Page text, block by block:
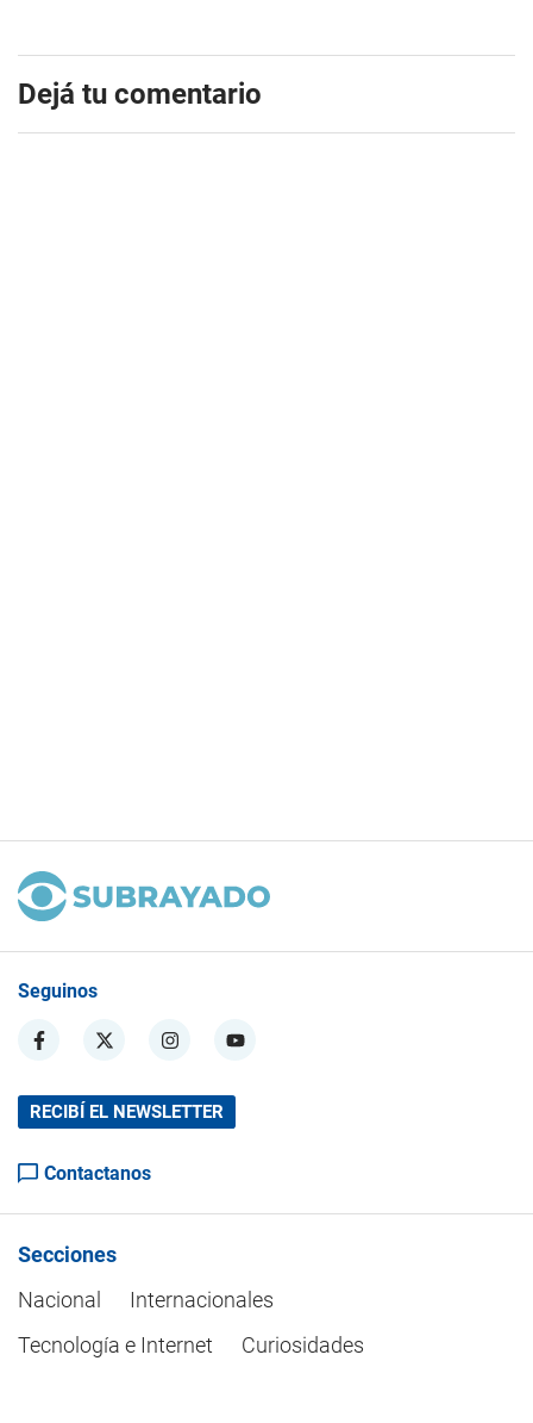
Dejá tu comentario
Seguinos
RECIBÍ EL NEWSLETTER
Contactanos
Secciones
Nacional
Internacionales
Tecnología e Internet
Curiosidades